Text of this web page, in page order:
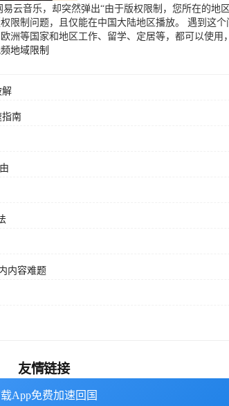
音乐，却突然弹出“由于版权限制，您所在的地
制问题，且仅能在中国大陆地区播放。 遇到这
等国家和地区工作、留学、定居等，都可以使用
地域限制
解
指南
内容难题
App免费加速回国
App免费加速回国
友情链接
番茄加速器